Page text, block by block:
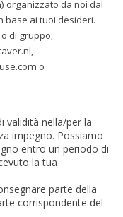
organizzato da noi dal
base ai tuoi desideri.
di gruppo;
o
validità nella/per la
impegno. Possiamo
entro un periodo di
la tua
parte della
corrispondente del